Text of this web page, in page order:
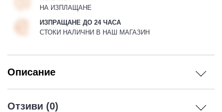
НА ИЗПЛАЩАНЕ
ИЗПРАЩАНЕ ДО 24 ЧАСА
СТОКИ НАЛИЧНИ В НАШ МАГАЗИН
Описание
Отзиви (0)